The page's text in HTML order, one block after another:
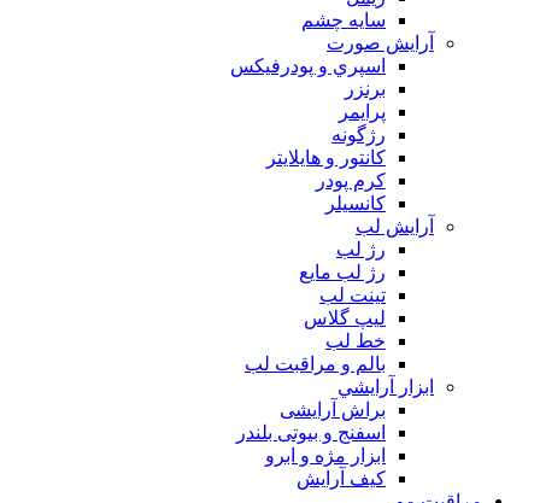
سايه چشم
آرايش صورت
اسپري و پودرفيكس
برنزر
پرايمر
رژگونه
كانتور و هايلايتر
كرم پودر
كانسيلر
آرايش لب
رژ لب
رژ لب مایع
تینت لب
لیپ گلاس
خط لب
بالم و مراقبت لب
ابزار آرايشي
براش آرایشی
اسفنج و بیوتی بلندر
ابزار مژه و ابرو
کیف آرایش